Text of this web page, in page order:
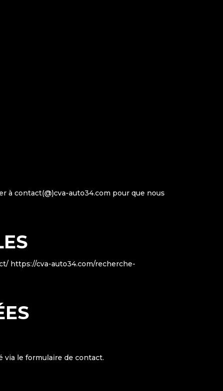
à contact(@)cva-auto34.com pour que nous
https://cva-auto34.com/recherche-
via le formulaire de contact.